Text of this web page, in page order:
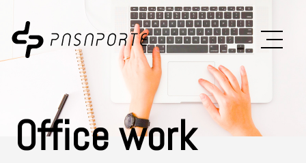
Office work